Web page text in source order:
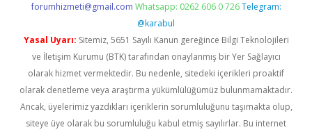
forumhizmeti@gmail.com Whatsapp: 0262 606 0 726 Telegram:
@karabul
Yasal Uyarı: Sitemiz, 5651 Sayılı Kanun gereğince Bilgi Teknolojileri
ve İletişim Kurumu (BTK) tarafından onaylanmış bir Yer Sağlayıcı
olarak hizmet vermektedir. Bu nedenle, sitedeki içerikleri proaktif
olarak denetleme veya araştırma yükümlülüğümüz bulunmamaktadır.
Ancak, üyelerimiz yazdıkları içeriklerin sorumluluğunu taşımakta olup,
siteye üye olarak bu sorumluluğu kabul etmiş sayılırlar. Bu internet